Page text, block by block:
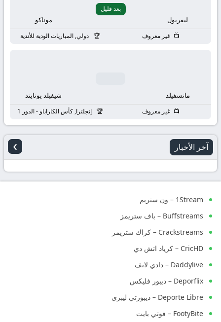
ليفربول
بعد قليل
موناكو
غير معروف دولي, المباريات الودية للأندية
مانسفيلد شيفيلد يونايتد
غير معروف إنجلترا, كأس الكاراباو - الدور 1
آخر الأخبار ›
1Stream – ون ستريم
Buffstreams – باف ستريمز
Crackstreams – كراك ستريمز
CricHD – كرياد اتش دي
Daddylive – دادي لايف
Deporflix – ديبور فليكس
Deporte Libre – ديبورتي ليبري
FootyBite – فوتي بايت